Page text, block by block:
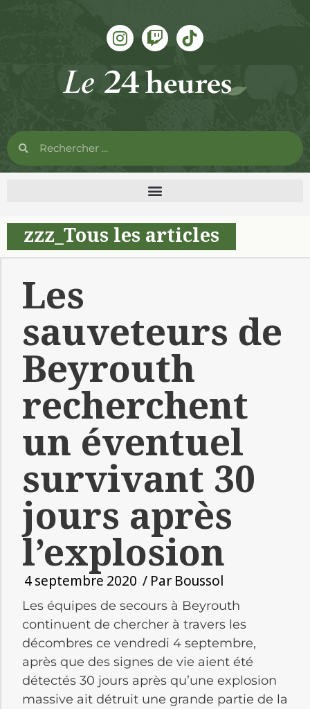
zzz_Tous les articles
Les
sauveteurs de
Beyrouth
recherchent
un éventuel
survivant 30
jours après
l’explosion
4 septembre 2020 / Par Boussol
Les équipes de secours à Beyrouth
continuent de chercher à travers les
décombres ce vendredi 4 septembre,
après que des signes de vie aient été
détectés 30 jours après qu’une explosion
massive ait détruit une grande partie de la